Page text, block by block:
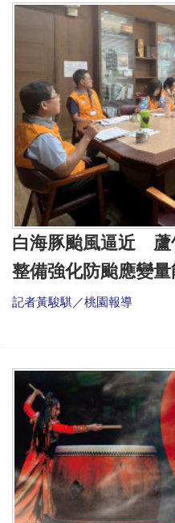
白海豚颱風逼近 蘆
整備強化防颱應變量
記者黃駿騏／桃園報導